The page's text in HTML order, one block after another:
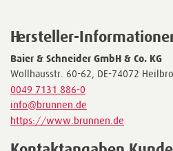
Hersteller-
Baier & Schneider GmbH & Co. KG
Wollhausstr. 60-62, DE-74072
0049 7131 886-0
info@brunnen.de
https://www.brunnen.de